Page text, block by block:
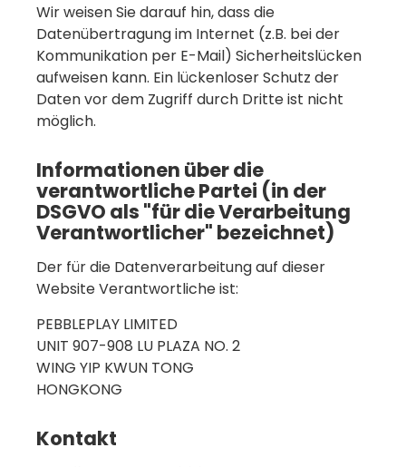
Wir weisen Sie darauf hin, dass die
Datenübertragung im Internet (z.B. bei der
Kommunikation per E-Mail) Sicherheitslücken
aufweisen kann. Ein lückenloser Schutz der
Daten vor dem Zugriff durch Dritte ist nicht
möglich.
Informationen über die
verantwortliche Partei (in der
DSGVO als "für die Verarbeitung
Verantwortlicher" bezeichnet)
Der für die Datenverarbeitung auf dieser
Website Verantwortliche ist:
PEBBLEPLAY LIMITED
UNIT 907-908 LU PLAZA NO. 2
WING YIP KWUN TONG
HONGKONG
Kontakt